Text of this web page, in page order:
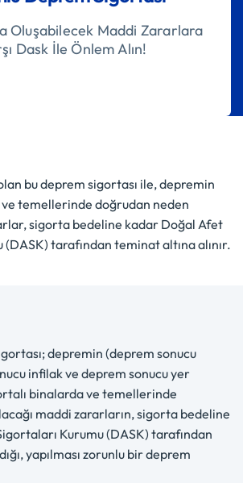
Oluşabilecek Maddi Zararlara
Dask İle Önlem Alın!
bu deprem sigortası ile, depremin
temellerinde doğrudan neden
sigorta bedeline kadar Doğal Afet
tarafından teminat altına alınır.
depremin (deprem sonucu
infilak ve deprem sonucu yer
binalarda ve temellerinde
maddi zararların, sigorta bedeline
Kurumu (DASK) tarafından
yapılması zorunlu bir deprem